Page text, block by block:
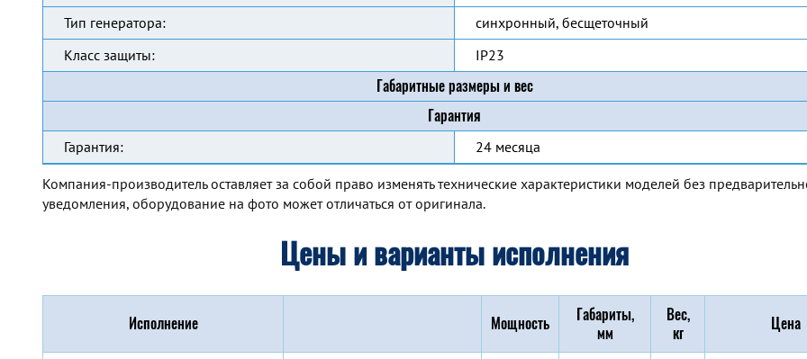
Тип генератора:
синхронный, бесщеточный
Класс защиты:
IP23
Габаритные размеры и вес
Гарантия
Гарантия: 24 месяца
Компания-производитель оставляет за собой право изменять технические характеристики моделей без
уведомления, оборудование на фото может отличаться от оригинала.
Цены и варианты исполнения
Исполнение Мощность
Габариты,
мм
Вес,
кг
Цена